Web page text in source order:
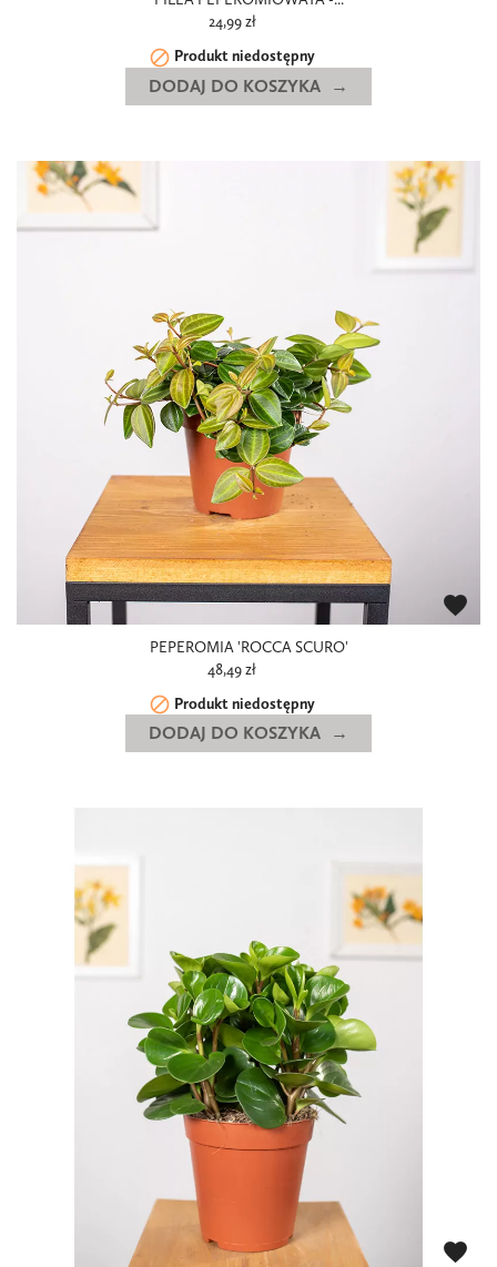
24,99 zł
 Produkt niedostępny
DODAJ DO KOSZYKA
PEPEROMIA 'ROCCA SCURO'
48,49 zł
 Produkt niedostępny
favorite
DODAJ DO KOSZYKA
favorite